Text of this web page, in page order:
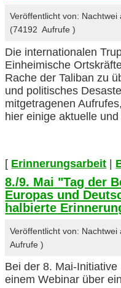
Veröffentlicht von:
(74192 Aufrufe )
Die internationalen
Einheimische
Rache der Taliban zu
und politisches
mitgetragenen
hier einige aktuelle
[ Erinnerungsarbeit
8./9. Mai "Tag der
Europas und
halbierte
Veröffentlicht von:
Aufrufe )
Bei der 8. Mai-
einem Webinar über